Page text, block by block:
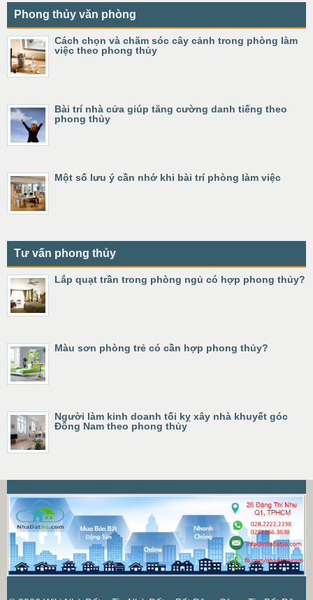
Phong thủy văn phòng
Cách chọn và chăm sóc cây cảnh trong phòng làm
việc theo phong thủy
Bài trí nhà cửa giúp tăng cường danh tiếng theo
phong thủy
Một số lưu ý cần nhớ khi bài trí phòng làm việc
Tư vấn phong thủy
Lắp quạt trần trong phòng ngủ có hợp phong thủy?
Màu sơn phòng trẻ có cần hợp phong thủy?
Người làm kinh doanh tối kỵ xây nhà khuyết góc
Đông Nam theo phong thủy